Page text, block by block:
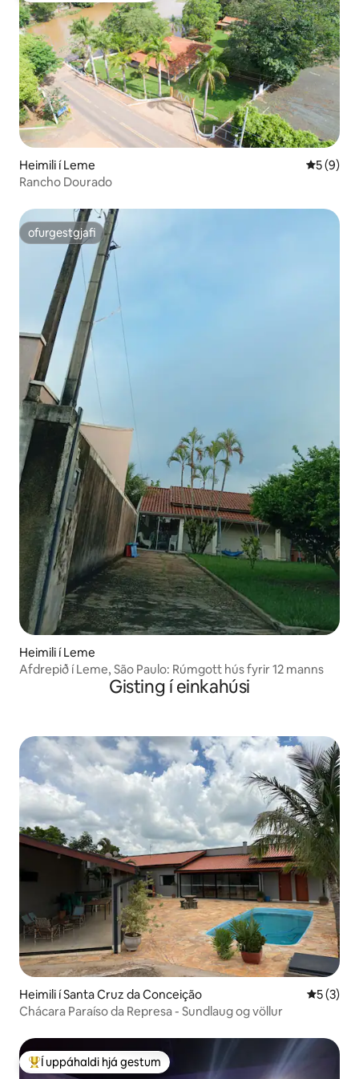
Heimili í Leme 5 af 5 í
5 (9)
Rancho Dourado
ofurgestgjafi
ofurgestgjafi
Heimili í Leme
Afdrepið í Leme, São Paulo: Rúmgott hús fyrir 12 manns
Gisting í einkahúsi
Heimili í Santa Cruz da Conceição 5 af 5 í
5 (3)
Chácara Paraíso da Represa - Sundlaug og völlur
Í mestu uppáhaldi hjá gestum
Í uppáhaldi hjá gestum